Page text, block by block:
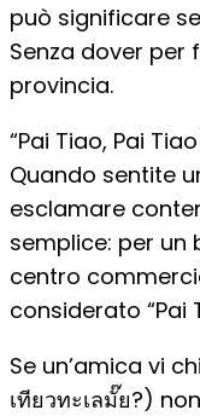
può significare
Senza dover
provincia.
“Pai Tiao, Pai
Quando sentite
esclamare
semplice: per un
centro
considerato “Pai
Se un’amica vi
เทียวทะเลมั๊ย?)